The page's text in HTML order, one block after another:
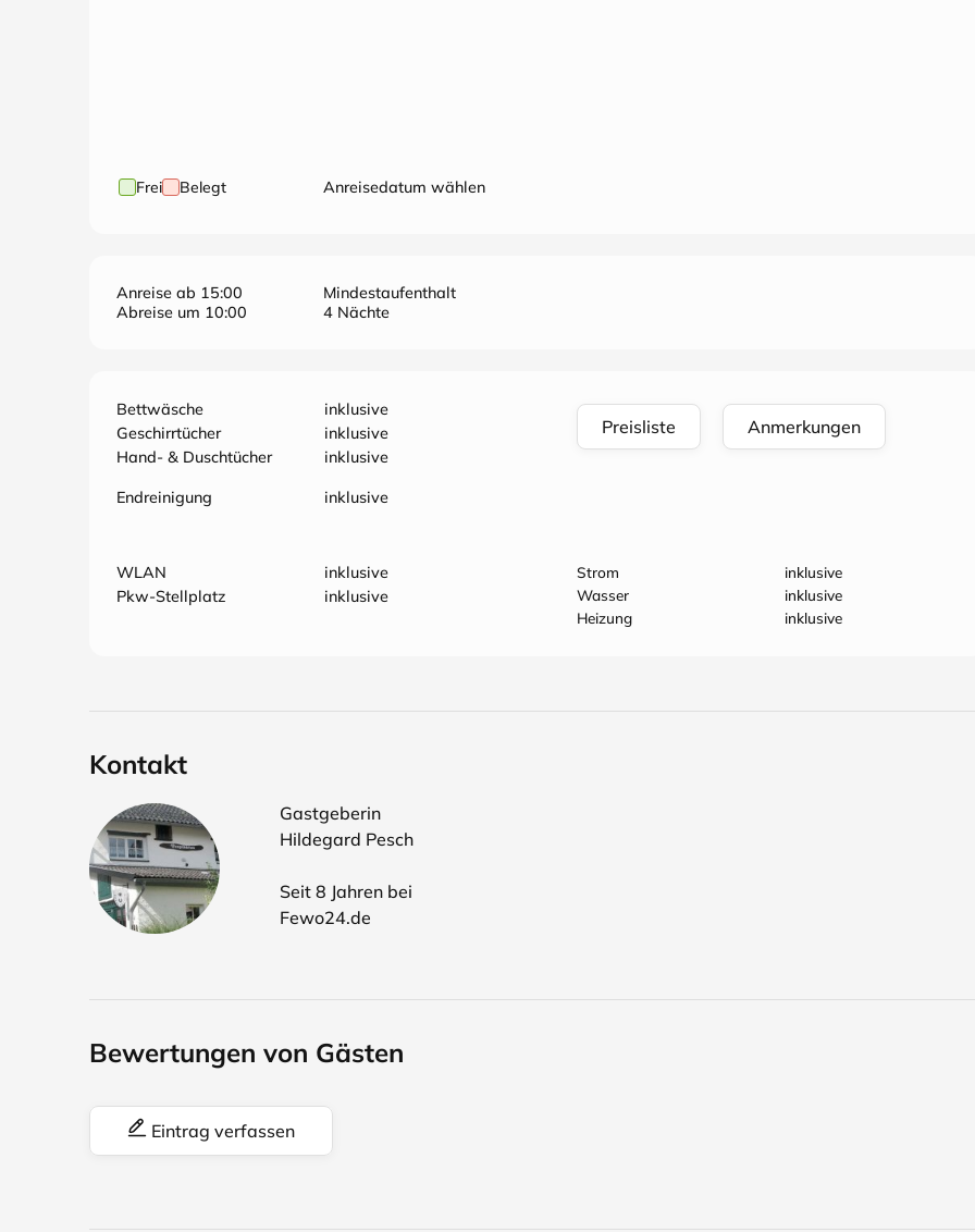
Frei Belegt Anreisedatum wählen
Anreise ab 15:00
Abreise um 10:00
Mindestaufenthalt
4 Nächte
Bettwäsche
inklusive
Geschirrtücher
inklusive
Hand- & Duschtücher
inklusive
Endreinigung inklusive
Preisliste Anmerkungen
WLAN
inklusive
Pkw-Stellplatz
inklusive
Strom
inklusive
Wasser
inklusive
Heizung
inklusive
Kontakt
Gastgeberin
Hildegard Pesch
Seit 8 Jahren bei
Fewo24.de
Bewertungen von Gästen
Eintrag verfassen